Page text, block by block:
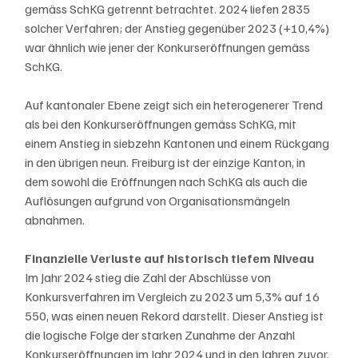
gemäss SchKG getrennt betrachtet. 2024 liefen 2835
solcher Verfahren; der Anstieg gegenüber 2023 (+10,4%)
war ähnlich wie jener der Konkurseröffnungen gemäss
SchKG.
Auf kantonaler Ebene zeigt sich ein heterogenerer Trend
als bei den Konkurseröffnungen gemäss SchKG, mit
einem Anstieg in siebzehn Kantonen und einem Rückgang
in den übrigen neun. Freiburg ist der einzige Kanton, in
dem sowohl die Eröffnungen nach SchKG als auch die
Auflösungen aufgrund von Organisationsmängeln
abnahmen.
Finanzielle Verluste auf historisch tiefem Niveau
Im Jahr 2024 stieg die Zahl der Abschlüsse von
Konkursverfahren im Vergleich zu 2023 um 5,3% auf 16
550, was einen neuen Rekord darstellt. Dieser Anstieg ist
die logische Folge der starken Zunahme der Anzahl
Konkurseröffnungen im Jahr 2024 und in den Jahren zuvor.